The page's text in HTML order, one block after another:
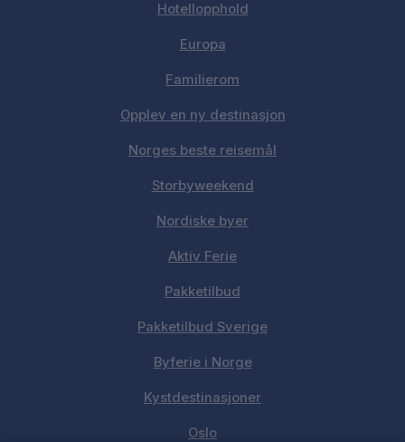
Hotellopphold
Europa
Familierom
Opplev en ny destinasjon
Norges beste reisemål
Storbyweekend
Nordiske byer
Aktiv Ferie
Pakketilbud
Pakketilbud Sverige
Byferie i Norge
Kystdestinasjoner
Oslo